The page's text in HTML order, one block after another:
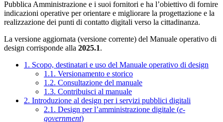
Pubblica Amministrazione e i suoi fornitori e ha l’obiettivo di fornire
indicazioni operative per orientare e migliorare la progettazione e la
realizzazione dei punti di contatto digitali verso la cittadinanza.
La versione aggiornata (versione corrente) del Manuale operativo di
design corrisponde alla 2025.1.
1. Scopo, destinatari e uso del Manuale operativo di design
1.1. Versionamento e storico
1.2. Consultazione del manuale
1.3. Contribuisci al manuale
2. Introduzione al design per i servizi pubblici digitali
2.1. Design per l’amministrazione digitale (e-
government)